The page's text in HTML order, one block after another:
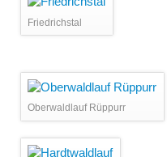
Friedrichstal
Oberwaldlauf Rüppurr